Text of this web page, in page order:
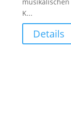
K...
Details